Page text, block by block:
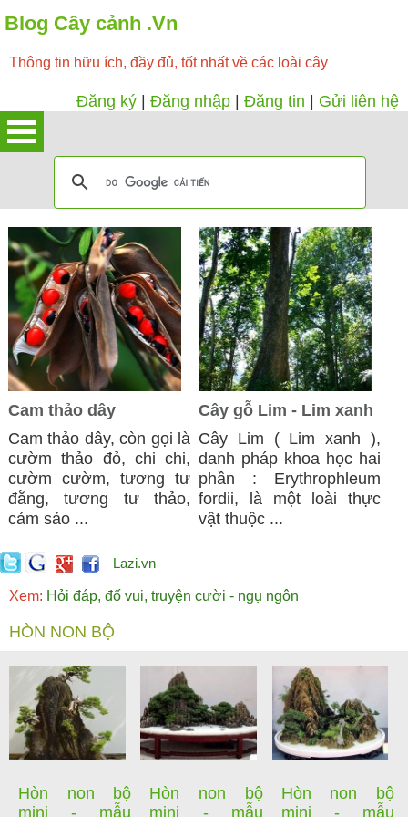
Blog Cây cảnh .Vn
Thông tin hữu ích, đầy đủ, tốt nhất về các loài cây
Đăng ký Đăng nhập Đăng tin Gửi liên hệ
Cam thảo dây
Cam thảo dây, còn gọi là
cườm thảo đỏ, chi chi,
cườm cườm, tương tư
đằng, tương tư thảo,
cảm sảo ...
Cây gỗ Lim - Lim xanh
Cây Lim ( Lim xanh ),
danh pháp khoa học hai
phần : Erythrophleum
fordii, là một loài thực
vật thuộc ...
Lazi.vn
Xem: Hỏi đáp, đố vui, truyện cười - ngụ ngôn
HÒN NON BỘ
Hòn non bộ
mini - mẫu
Hòn non bộ
mini - mẫu
Hòn non bộ
mini - mẫu